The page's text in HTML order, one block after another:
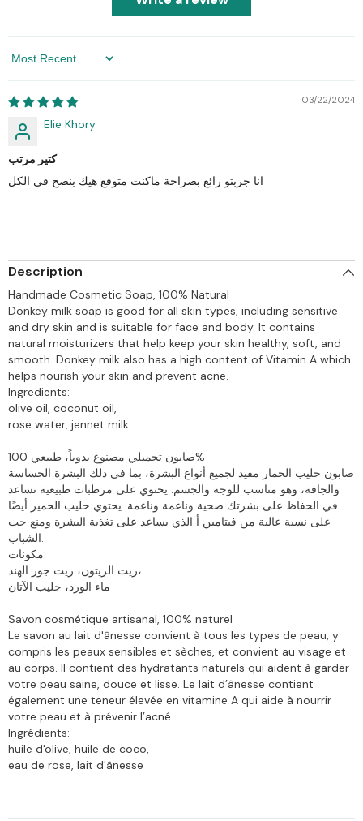
Sort By
03/22/2024
Elie Khory
كتير مرتب
انا جربتو رائع بصراحة ماكنت متوقع هيك بنصح في الكل
Description
Handmade Cosmetic Soap, 100% Natural
Donkey milk soap is good for all skin types, including sensitive
and dry skin and is suitable for face and body. It contains
natural moisturizers that help keep your skin healthy, soft, and
smooth. Donkey milk also has a high content of Vitamin A which
helps nourish your skin and prevent acne.
Ingredients:
olive oil, coconut oil,
rose water, jennet milk
صابون تجميلي مصنوع يدوياً، طبيعي 100%
صابون حليب الحمار مفيد لجميع أنواع البشرة، بما في ذلك البشرة الحساسة
والجافة، وهو مناسب للوجه والجسم. يحتوي على مرطبات طبيعية تساعد
في الحفاظ على بشرتك صحية وناعمة وناعمة. يحتوي حليب الحمير أيضًا
على نسبة عالية من فيتامين أ الذي يساعد على تغذية البشرة ومنع حب
الشباب.
مكونات:
زيت الزيتون، زيت جوز الهند،
ماء الورد، حليب الآتان
Savon cosmétique artisanal, 100% naturel
Le savon au lait d'ânesse convient à tous les types de peau, y
compris les peaux sensibles et sèches, et convient au visage et
au corps. Il contient des hydratants naturels qui aident à garder
votre peau saine, douce et lisse. Le lait d’ânesse contient
également une teneur élevée en vitamine A qui aide à nourrir
votre peau et à prévenir l’acné.
Ingrédients:
huile d'olive, huile de coco,
eau de rose, lait d'ânesse